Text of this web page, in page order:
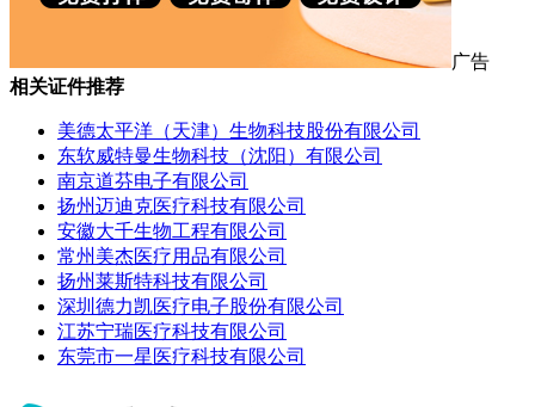
广告
相关证件推荐
美德太平洋（天津）生物科技股份有限公司
东软威特曼生物科技（沈阳）有限公司
南京道芬电子有限公司
扬州迈迪克医疗科技有限公司
安徽大千生物工程有限公司
常州美杰医疗用品有限公司
扬州莱斯特科技有限公司
深圳德力凯医疗电子股份有限公司
江苏宁瑞医疗科技有限公司
东莞市一星医疗科技有限公司